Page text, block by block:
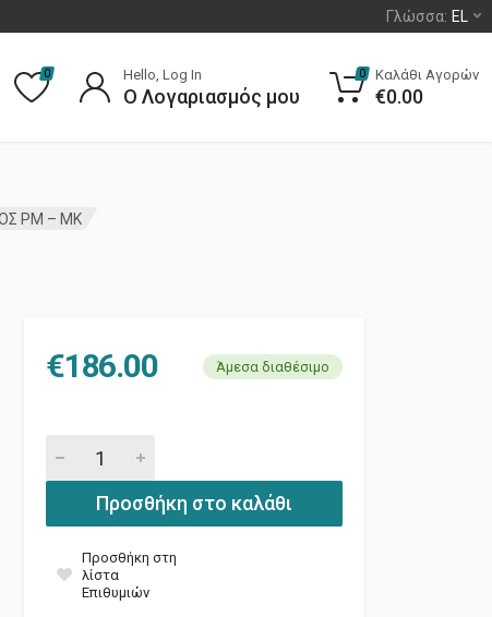
Γλώσσα: EL
0 Hello, Log In
Ο Λογαριασμός μου
0 Καλάθι Αγορών
€0.00
PM – ΜΚ
€186.00 Άμεσα διαθέσιμο
Προσθήκη στο καλάθι
Προσθήκη στη
λίστα
Επιθυμιών